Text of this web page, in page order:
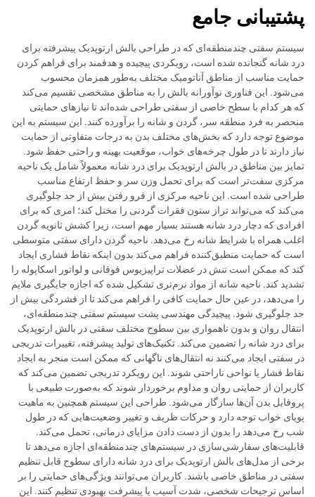
پشتیبانی جامع
سیستم سفتی چندمنطقه‌ای که در طراحی بالش ارتوپدیک پیشرفته برای
درد شانه گنجانده شده است، رویکردی پیچیده و هدفمند برای فراهم کردن
حمایت مناسب از مناطق آناتومیک مختلف به‌طور همزمان محسوب
می‌شود. این فناوری نوآورانه بالش را به مناطق مشخصی تقسیم می‌کند
که هر کدام با سطح خاصی از سفتی طراحی شده‌اند تا نیازهای حمایتی
منحصر به فرد منطقه سر، گردن و شانه را برآورده کنند. این سیستم به این
موضوع توجه دارد که بخش‌های مختلف بدن به درجات متفاوتی از حمایت
نیاز دارند تا در طول چرخه‌های خواب، موقعیت بهینه و راحتی حفظ شود.
تمایز بین مناطق در بالش ارتوپدیک برای درد شانه معمولاً شامل یک ناحیه
مرکزی سفت‌تر است که برای تحمل وزن سر و حفظ ارتفاع مناسب
طراحی شده است. این ناحیه مرکزی از فرو رفتن بیش از حد جلوگیری
می‌کند که می‌تواند تراز ستون فقرات گردنی را مختل کند؛ امری که برای
افرادی که دچار درد شانه هستند بسیار مهم است، زیرا کشش ثانویه گردن
اغلب همراه با شرایط شانه رخ می‌دهد. ناحیه گردن دارای سفتی متوسطی
است که حمایت منطبق‌کننده فراهم می‌کند بدون اینکه نقاط فشاری ایجاد
کند که ممکن است تنش در عضلات تراپیزیوس فوقانی و لواتور اسکاپوله را
تشدید کند. ناحیه شانه از مواد نرم‌تری تشکیل شده که اجازه جایگیری ملایم
را می‌دهد، در عین حال حمایت کافی را فراهم می‌کند تا از فشردگی بیش از
حد جلوگیری شود. پیچیدگی مهندسی پشت سیستم سفتی چندمنطقه‌ای،
انتقال روان و بدون ناهمواری بین سطوح مختلف سفتی در بالش ارتوپدیک
برای درد شانه را تضمین می‌کند. تکنیک‌های تولید پیشرفته، تغییرات تدریجی
در سفتی ایجاد می‌کنند نه انتقال‌های ناگهانی که ممکن است منجر به ایجاد
نقاط فشار یا نواحی ناراحتی شوند. این رویکرد تدریجی تضمین می‌کند که
کاربران از حمایتی روان و مداوم برخوردار شوند که به‌صورت طبیعی با
پروفایل بدن آن‌ها سازگار می‌شود. طراحی این سیستم همچنین به ماهیت
پویای خواب توجه دارد و حرکات ظریف و تغییر وضعیت‌هایی که در طول
شب رخ می‌دهد را بدون از دست دادن مزایای درمانی، تحمل می‌کند.
قابلیت‌های سفارشی‌سازی در سیستم‌های چندمنطقه‌ای اجازه می‌دهد تا
برخی از مدل‌های بالش ارتوپدیک برای درد شانه دارای سطوح قابل تنظیم
سفتی در مناطق خاصی باشند. کاربران می‌توانند ویژگی‌های حمایتی را بر
اساس ترجیحات شخصی، شدت آسیب یا پیشرفت بهبودی تنظیم کنند. این